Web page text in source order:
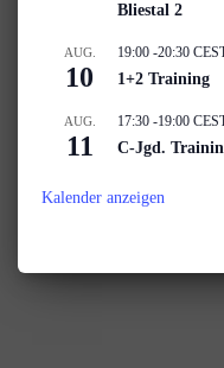
Bliestal 2
AUG.
10
19:00 -20:30
1+2 Training
AUG.
11
17:30 -19:00
C-Jgd.
Kalender anzeigen